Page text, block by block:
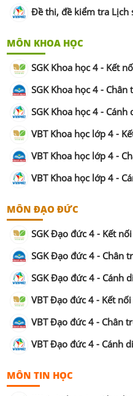
Đề thi, đề kiểm tra Lịch
MÔN KHOA HỌC
SGK Khoa học 4 - Kết
SGK Khoa học 4 - Chân
SGK Khoa học 4 - Cánh
VBT Khoa học lớp 4 -
VBT Khoa học lớp 4 -
VBT Khoa học lớp 4 -
MÔN ĐẠO ĐỨC
SGK Đạo đức 4 - Kết
SGK Đạo đức 4 - Chân
SGK Đạo đức 4 - Cánh
VBT Đạo đức 4 - Kết
VBT Đạo đức 4 - Chân
VBT Đạo đức 4 - Cánh
MÔN TIN HỌC